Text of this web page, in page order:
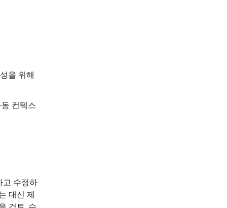
을 위해
동 컨텍스
고 수정하
대신 제